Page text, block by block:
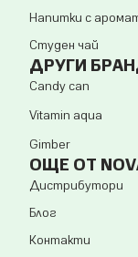
Напитки с
Студен чай
ДРУГИ
Candy can
Vitamin aqua
Gimber
ОЩЕ ОТ
Дистрибутори
Блог
Контакти